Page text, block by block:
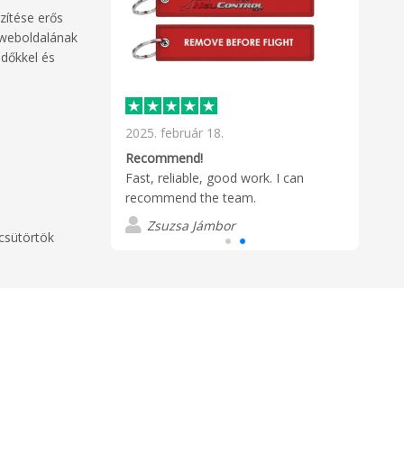
erős
és
2025. február 18.
Recommend!
Fast, reliable, good work. I can
recommend the team.
Zsuzsa Jámbor